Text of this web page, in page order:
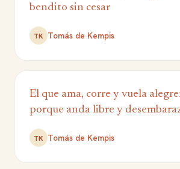
bendito sin cesar
TK Tomás de Kempis
El que ama, corre y vuela
porque anda libre y
TK Tomás de Kempis